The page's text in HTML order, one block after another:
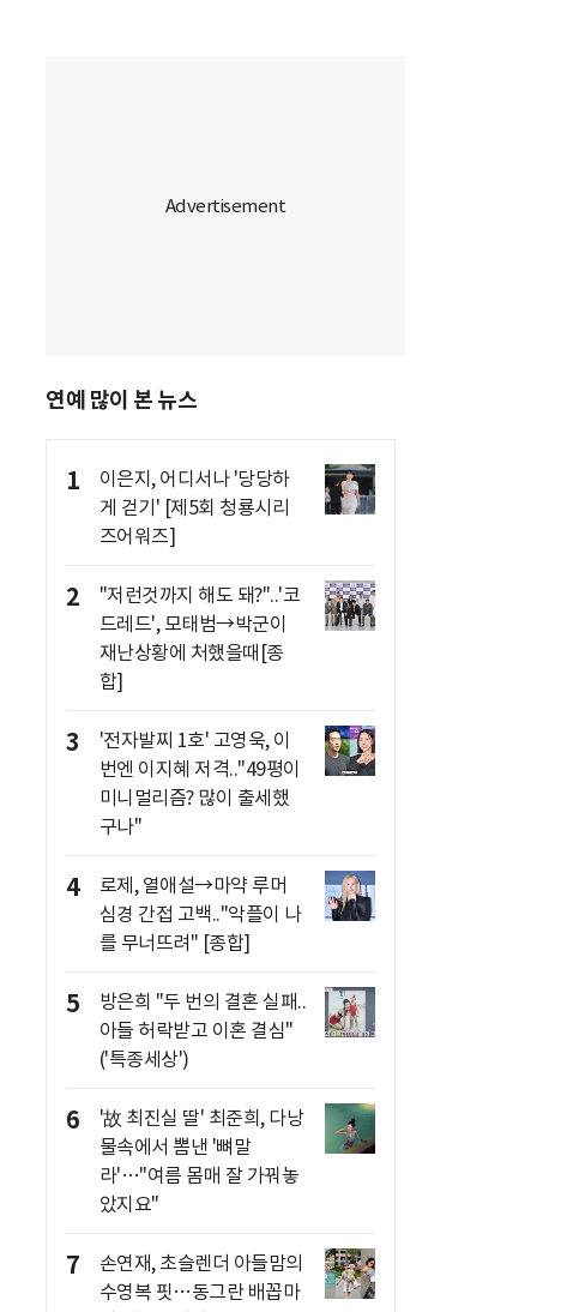
연예 많이 본 뉴스
1
이은지, 어디서나 '당당하
게 걷기' [제5회 청룡시리
즈어워즈]
2
"저런것까지 해도 돼?"..'코
드레드', 모태범→박군이
재난상황에 처했을때[종
합]
3
'전자발찌 1호' 고영욱, 이
번엔 이지혜 저격.."49평이
미니멀리즘? 많이 출세했
구나"
4
로제, 열애설→마약 루머
심경 간접 고백.."악플이 나
를 무너뜨려" [종합]
5
방은희 "두 번의 결혼 실패..
아들 허락받고 이혼 결심"
('특종세상')
6
'故 최진실 딸' 최준희, 다낭
물속에서 뽐낸 '뼈말
라'…"여름 몸매 잘 가꿔놓
았지요"
7
손연재, 초슬렌더 아들맘의
수영복 핏…동그란 배꼽마